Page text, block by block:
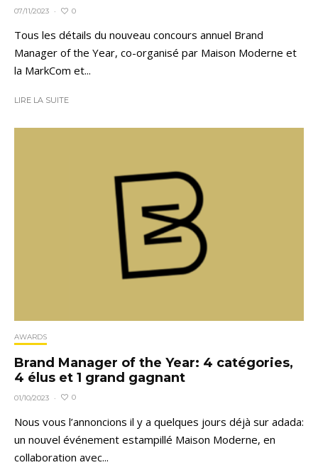
07/11/2023 · 0
Tous les détails du nouveau concours annuel Brand
Manager of the Year, co-organisé par Maison Moderne et
la MarkCom et...
LIRE LA SUITE
AWARDS
Brand Manager of the Year: 4 catégories,
4 élus et 1 grand gagnant
01/10/2023 · 0
Nous vous l’annoncions il y a quelques jours déjà sur adada:
un nouvel événement estampillé Maison Moderne, en
collaboration avec...